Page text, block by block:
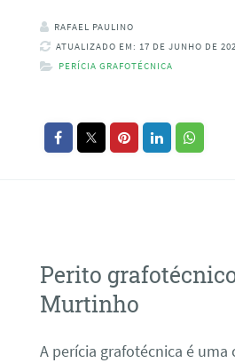
RAFAEL PAULINO
ATUALIZADO EM: 17 DE JUNHO DE
PERÍCIA GRAFOTÉCNICA
Perito
Murtinho
A perícia grafotécnica é uma